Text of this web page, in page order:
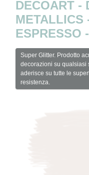
DECOART -
METALLICS
ESPRESSO
Super Glitter. Prodotto
decorazioni su qualsiasi
aderisce su tutte le
resistenza.